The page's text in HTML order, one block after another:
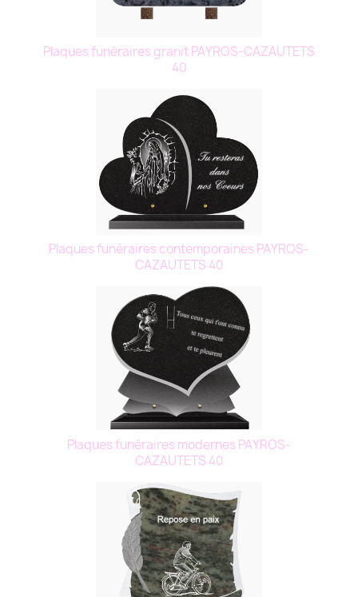
Plaques funéraires granit PAYROS-CAZAUTETS
40
Plaques funéraires contemporaines PAYROS-
CAZAUTETS 40
Plaques funéraires modernes PAYROS-
CAZAUTETS 40